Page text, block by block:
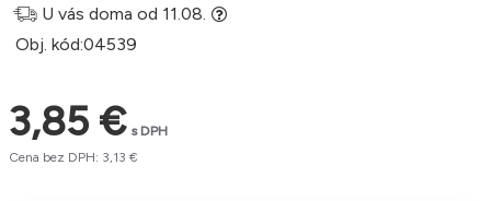
3,85 € s DPH
Cena bez DPH: 3,13 €
U vás doma od 11.08.
Obj. kód:04539